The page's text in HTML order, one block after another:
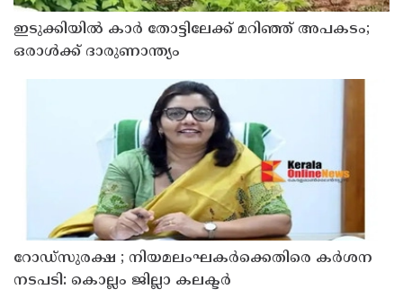
ഇടുക്കിയിൽ കാർ തോട്ടിലേക്ക് മറിഞ്ഞ് അപകടം;
ഒരാൾക്ക് ദാരുണാന്ത്യം
റോഡ്‌സുരക്ഷ ; നിയമലംഘകർക്കെതിരെ കർശന
നടപടി: കൊല്ലം ജില്ലാ കലക്ടർ